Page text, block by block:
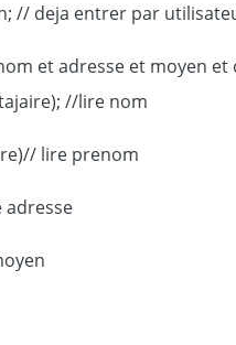
// deja entrer par
et adresse et moyen
//lire nom
adresse